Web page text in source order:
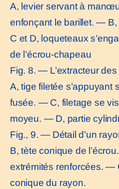
A, levier servant à
enfonçant le barillet. —
C et D, loqueteaux
de l’écrou-chapeau
Fig. 8. — L’extracteur
A, tige filetée s’appuyant
fusée. — C, filetage se
moyeu. — D, partie
Fig., 9. — Détail d’un
B, tète conique de
extrémités renforcées. —
conique du rayon.